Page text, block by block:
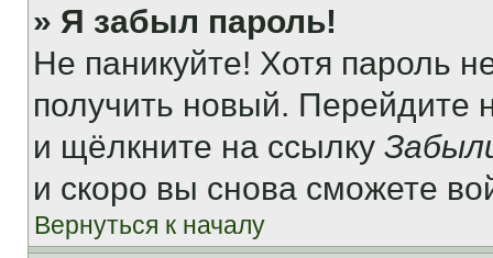
» Я забыл пароль!
Не паникуйте! Хотя пароль
получить новый. Перейдите
и щёлкните на ссылку
и скоро вы снова сможете
Вернуться к началу